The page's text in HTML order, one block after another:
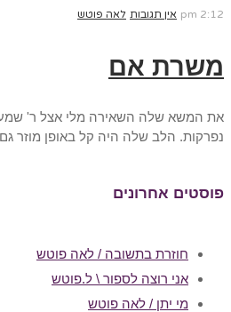
2:12 pm אין תגובות לאה פוטש
משרת אם
את המשא שלה השאירה מלי אצל ר'
נפרקות. הלב שלה היה קל באופן מוזר גם
פוסטים אחרונים
חוזרת בתשובה / לאה פוטש
אני רוצה לספור \ ל.פוטש
מי יתן / לאה פוטש